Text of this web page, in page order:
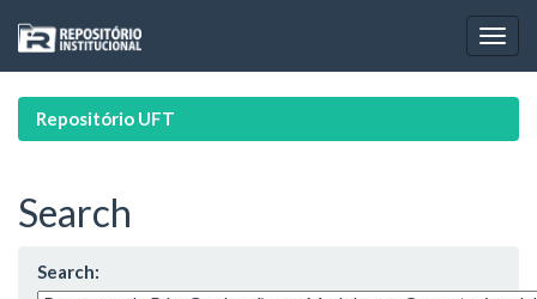
navigation
Repositório UFT
Search
Search: